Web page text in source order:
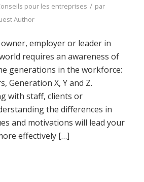
pour les entreprises / par
Author
employer or leader in
requires an awareness of
generations in the workforce:
Generation X, Y and Z.
with staff, clients or
the differences in
and motivations will lead your
effectively […]